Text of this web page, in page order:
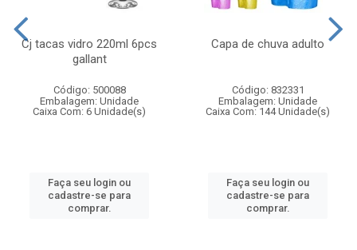
Cj tacas vidro 220ml 6pcs
gallant
Código: 500088
Embalagem: Unidade
Caixa Com: 6 Unidade(s)
Faça seu login ou
cadastre-se para
comprar.
Capa de chuva adulto
Código: 832331
Embalagem: Unidade
Caixa Com: 144 Unidade(s)
Faça seu login ou
cadastre-se para
comprar.